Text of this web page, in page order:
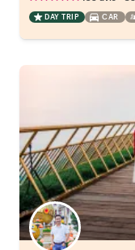
DAY TRIP CAR